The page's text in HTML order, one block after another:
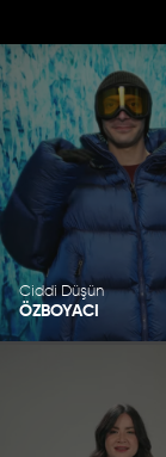
Ciddi Düşün
ÖZBOYACI